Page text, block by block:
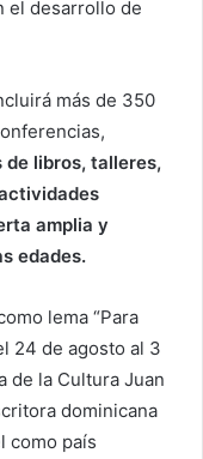
el desarrollo de
más de 350
libros, talleres,
amplia y
edades.
lema “Para
24 de agosto al 3
de la Cultura Juan
dominicana
como país